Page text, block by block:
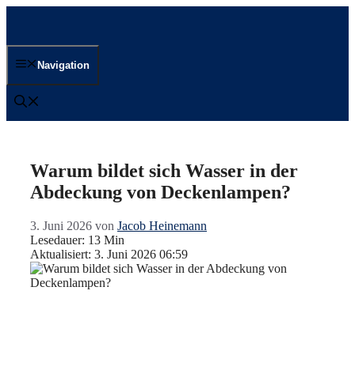
Navigation
Warum bildet sich Wasser in der
Abdeckung von Deckenlampen?
3. Juni 2026 von Jacob Heinemann
Lesedauer: 13 Min
Aktualisiert: 3. Juni 2026 06:59